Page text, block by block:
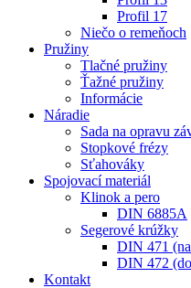
Profil 17
Niečo o remeňoch
Pružiny
Tlačné pružiny
Ťažné pružiny
Informácie
Náradie
Sada na opravu
Stopkové frézy
Sťahováky
Spojovací materiál
Klinok a pero
DIN 6885A
Segerové krúžky
DIN 471
DIN 472
Kontakt